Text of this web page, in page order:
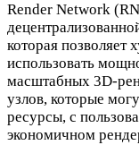
Render Network
которая позволяет
использовать
масштабных 3D-
узлов, которые
ресурсы, с
экономичном